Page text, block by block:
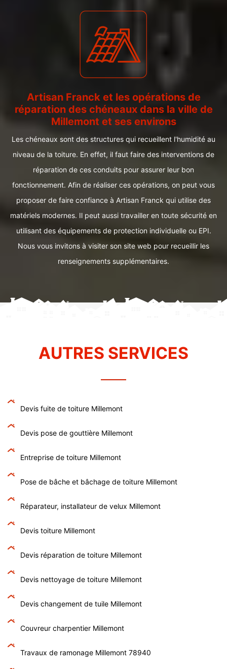
Artisan Franck et les opérations de
réparation des chéneaux dans la ville de
Millemont et ses environs
Les chéneaux sont des structures qui recueillent l'humidité au
niveau de la toiture. En effet, il faut faire des interventions de
réparation de ces conduits pour assurer leur bon
fonctionnement. Afin de réaliser ces opérations, on peut vous
proposer de faire confiance à Artisan Franck qui utilise des
matériels modernes. Il peut aussi travailler en toute sécurité en
utilisant des équipements de protection individuelle ou EPI.
Nous vous invitons à visiter son site web pour recueillir les
renseignements supplémentaires.
AUTRES SERVICES
Devis fuite de toiture Millemont
Devis pose de gouttière Millemont
Entreprise de toiture Millemont
Pose de bâche et bâchage de toiture Millemont
Réparateur, installateur de velux Millemont
Devis toiture Millemont
Devis réparation de toiture Millemont
Devis nettoyage de toiture Millemont
Devis changement de tuile Millemont
Couvreur charpentier Millemont
Travaux de ramonage Millemont 78940